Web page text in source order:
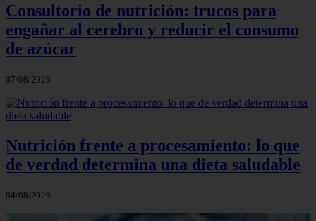
Consultorio de nutrición: trucos para
engañar al cerebro y reducir el consumo
de azúcar
07/08/2026
Nutrición frente a procesamiento: lo que
de verdad determina una dieta saludable
04/08/2026